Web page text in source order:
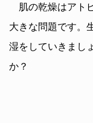
肌の乾燥はアト
大きな問題です。
湿をしていきまし
か？